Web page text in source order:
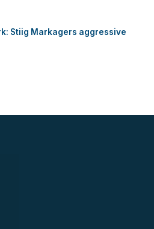
Stiig Markagers aggressive